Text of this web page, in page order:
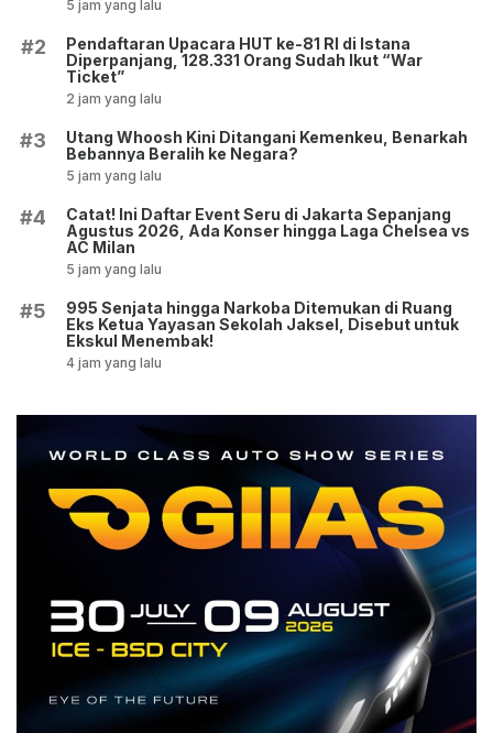
5 jam yang lalu
#2
Pendaftaran Upacara HUT ke-81 RI di Istana
Diperpanjang, 128.331 Orang Sudah Ikut “War
Ticket”
2 jam yang lalu
#3
Utang Whoosh Kini Ditangani Kemenkeu, Benarkah
Bebannya Beralih ke Negara?
5 jam yang lalu
#4
Catat! Ini Daftar Event Seru di Jakarta Sepanjang
Agustus 2026, Ada Konser hingga Laga Chelsea vs
AC Milan
5 jam yang lalu
#5
995 Senjata hingga Narkoba Ditemukan di Ruang
Eks Ketua Yayasan Sekolah Jaksel, Disebut untuk
Ekskul Menembak!
4 jam yang lalu